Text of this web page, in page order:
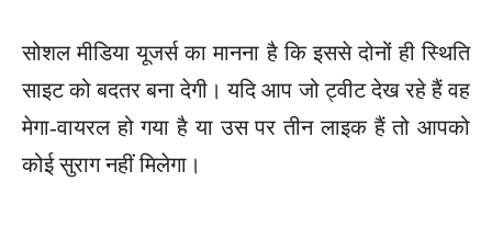
सोशल मीडिया यूजर्स का मानना है कि इससे दोनों ही स्थिति
साइट को बदतर बना देगी। यदि आप जो ट्वीट देख रहे हैं वह
मेगा-वायरल हो गया है या उस पर तीन लाइक हैं तो आपको
कोई सुराग नहीं मिलेगा।